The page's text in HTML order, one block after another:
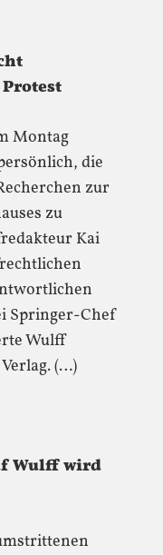
Montag
die
zur
zu
Kai
Springer-Chef
Wulff
(…)
Wulff wird